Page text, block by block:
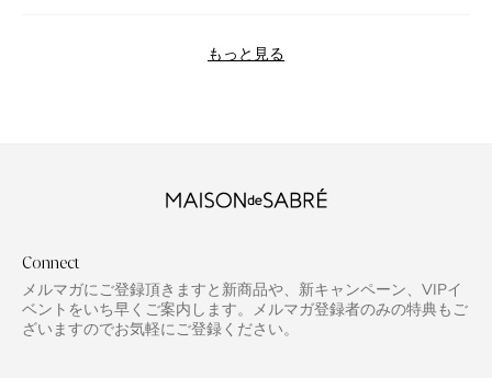
もっと見る
Connect
メルマガにご登録頂きますと新商品や、新キャンペーン、VIPイ
ベントをいち早くご案内します。メルマガ登録者のみの特典もご
ざいますのでお気軽にご登録ください。